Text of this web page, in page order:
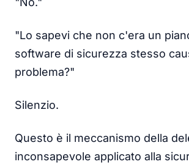
"Lo sapevi che non c'era un
software di sicurezza stesso
problema?"
Silenzio.
Questo è il meccanismo della
inconsapevole applicato alla